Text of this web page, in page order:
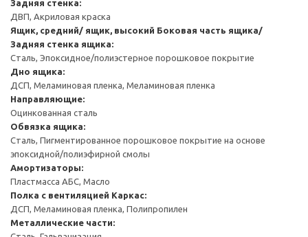
Задняя стенка:
ДВП, Акриловая краска
Ящик, средний/ ящик, высокий Боковая часть ящика/
Задняя стенка ящика:
Сталь, Эпоксидное/полиэстерное порошковое покрытие
Дно ящика:
ДСП, Меламиновая пленка, Меламиновая пленка
Направляющие:
Оцинкованная сталь
Обвязка ящика:
Сталь, Пигментированное порошковое покрытие на основе
эпоксидной/полиэфирной смолы
Амортизаторы:
Пластмасса АБС, Масло
Полка с вентиляцией Каркас:
ДСП, Меламиновая пленка, Полипропилен
Металлические части: